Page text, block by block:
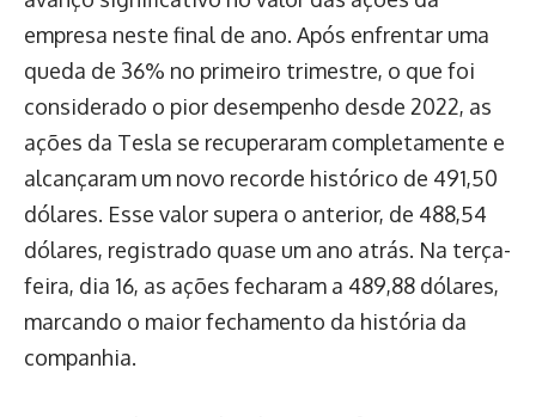
empresa neste final de ano. Após enfrentar uma
queda de 36% no primeiro trimestre, o que foi
considerado o pior desempenho desde 2022, as
ações da Tesla se recuperaram completamente e
alcançaram um novo recorde histórico de 491,50
dólares. Esse valor supera o anterior, de 488,54
dólares, registrado quase um ano atrás. Na terça-
feira, dia 16, as ações fecharam a 489,88 dólares,
marcando o maior fechamento da história da
companhia.